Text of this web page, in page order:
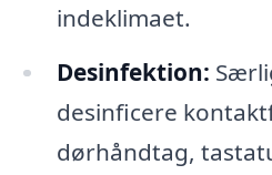
indeklimaet.
Desinfektion:
desinficere
dørhåndtag,